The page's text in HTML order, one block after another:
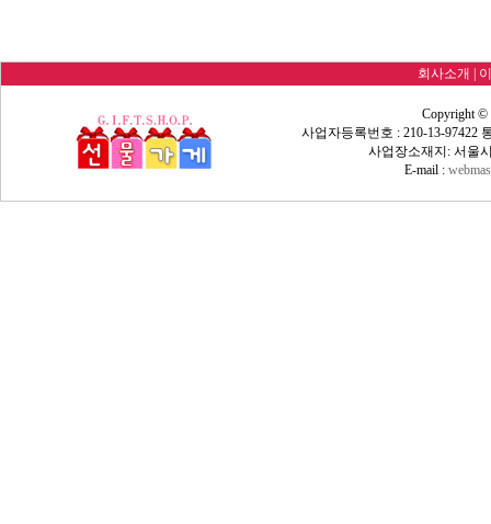
회사소개
Copyright ©
사업자등록번호 : 210-13-97422
사업장소재지: 서울
E-mail :